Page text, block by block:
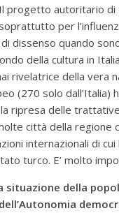
progetto autoritario
per
dissenso quando
della cultura in
rivelatrice della vera
(270 solo dall’Italia)
ripresa delle
città della
internazionali di
turco. E’ molto
situazione della